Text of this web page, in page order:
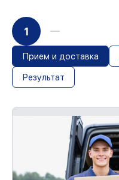
1
Прием и доставка
Результат